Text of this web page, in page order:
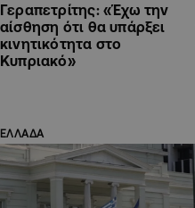
Γεραπετρίτης: «Έχω την
αίσθηση ότι θα υπάρξει
κινητικότητα στο
Κυπριακό»
ΕΛΛΑΔΑ